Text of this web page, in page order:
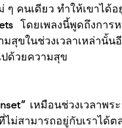
ๆ คนเดียว ทำให้เขาได้
โดยเพลงนี้พูดถึงการ
สุขในช่วงเวลาเหล่านั้น
ปด้วยความสุข
เหมือนช่วงเวลาพ
ไม่สามารถอยู่กับเราได้ต